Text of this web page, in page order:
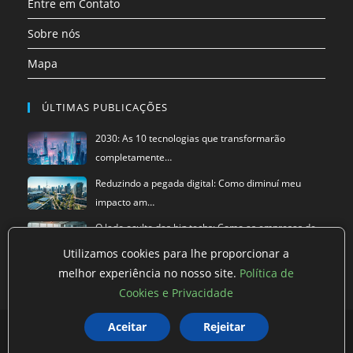
Entre em Contato
Sobre nós
Mapa
ÚLTIMAS PUBLICAÇÕES
2030: As 10 tecnologias que transformarão
completamente…
Reduzindo a pegada digital: Como diminuí meu
impacto am…
O lado oculto das big techs: Como as empresas de
Política de privacidade Termos de Uso Exclusão de Dados
Utilizamos cookies para lhe proporcionar a
melhor experiência no nosso site. Política de
Cookies e Privacidade
Aceitar Rejeitar